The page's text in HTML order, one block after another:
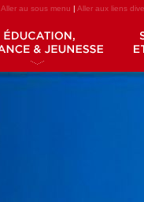
Aller au sous menu | Aller aux liens